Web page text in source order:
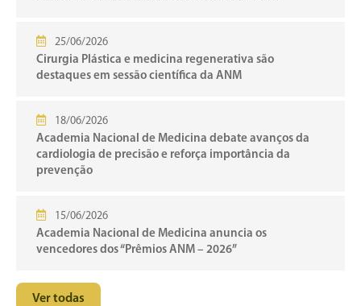
25/06/2026
Cirurgia Plástica e medicina regenerativa são
destaques em sessão científica da ANM
18/06/2026
Academia Nacional de Medicina debate avanços da
cardiologia de precisão e reforça importância da
prevenção
15/06/2026
Academia Nacional de Medicina anuncia os
vencedores dos “Prêmios ANM – 2026”
Ver todas